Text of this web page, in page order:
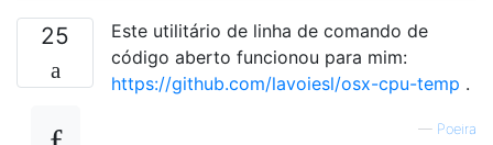
25
Este utilitário de linha de comando de
código aberto funcionou para mim:
https://github.com/lavoiesl/osx-cpu-temp .
— Poeira